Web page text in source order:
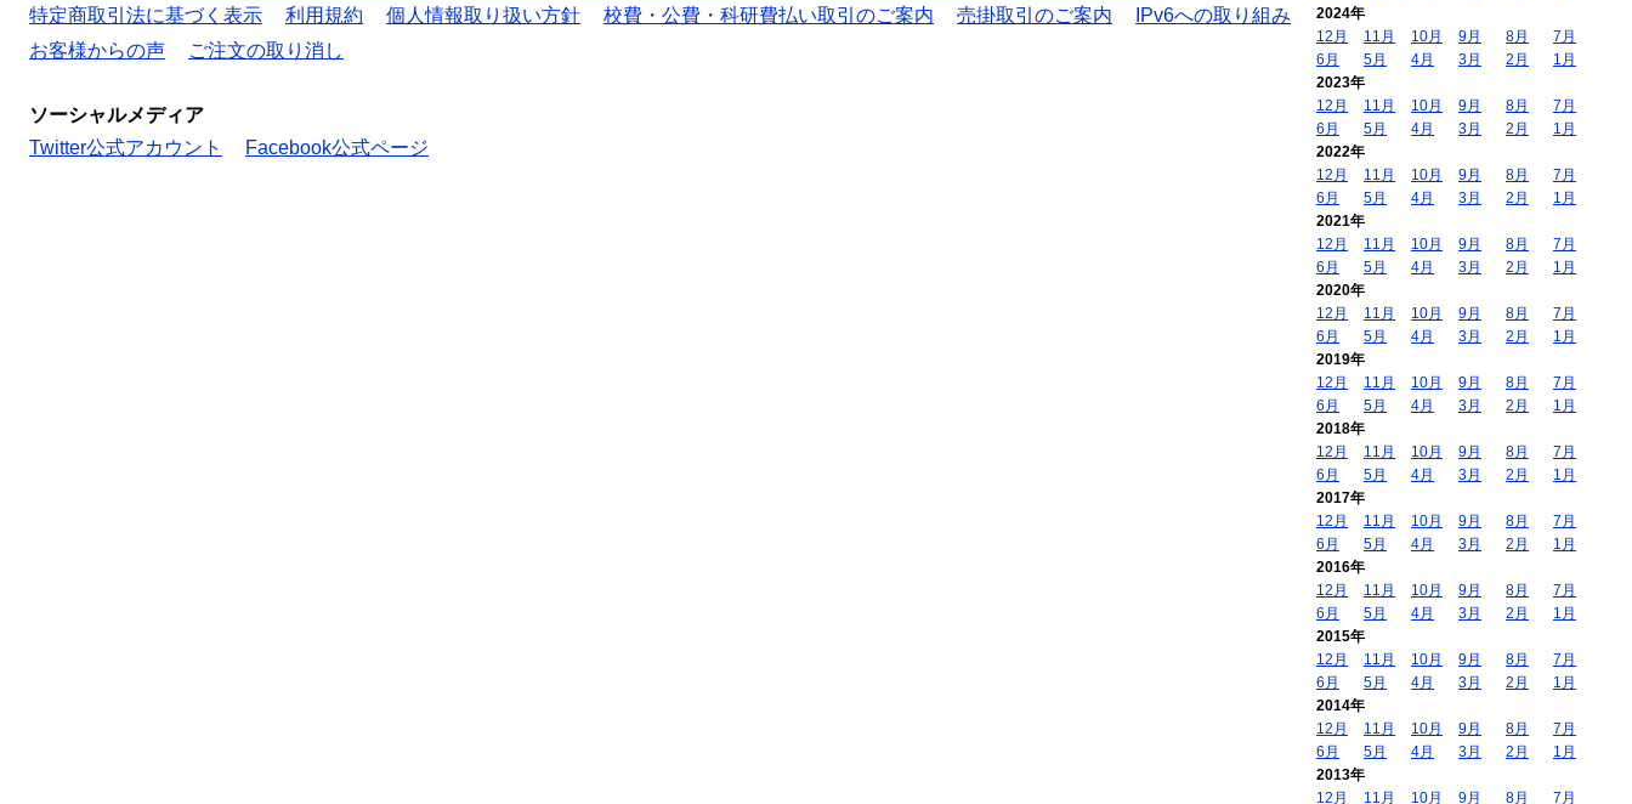
特定商取引法に基づく表示
利用規約 個人情報取り扱い方針 校費・公費・科研費払い取引のご案内 売掛取引のご案内
IPv6への取り組み
お客様からの声
ご注文の取り消し
ソーシャルメディア
Twitter公式アカウント
Facebook公式ページ
2024年
12月
11月 10月 9月 8月
7月
6月
5月 4月 3月 2月
1月
2023年
12月
11月 10月 9月 8月
7月
6月
5月 4月 3月 2月
1月
2022年
12月
11月 10月 9月 8月
7月
6月
5月 4月 3月 2月
1月
2021年
12月
11月 10月 9月 8月
7月
6月
5月 4月 3月 2月
1月
2020年
12月
11月 10月 9月 8月
7月
6月
5月 4月 3月 2月
1月
2019年
12月
11月 10月 9月 8月
7月
6月
5月 4月 3月 2月
1月
2018年
12月
11月 10月 9月 8月
7月
6月
5月 4月 3月 2月
1月
2017年
12月
11月 10月 9月 8月
7月
6月
5月 4月 3月 2月
1月
2016年
12月
11月 10月 9月 8月
7月
6月
5月 4月 3月 2月
1月
2015年
12月
11月 10月 9月 8月
7月
6月
5月 4月 3月 2月
1月
2014年
12月
11月 10月 9月 8月
7月
6月
5月 4月 3月 2月
1月
2013年
12月
11月 10月 9月 8月 7月